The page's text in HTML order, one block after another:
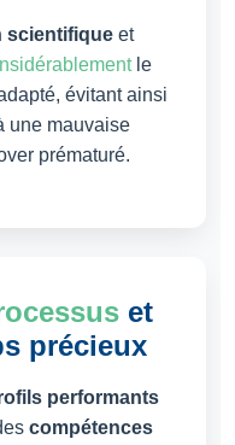
scientifiqueet
le
évitant ainsi
une mauvaise
prématuré.
et
précieux
performants
compétences